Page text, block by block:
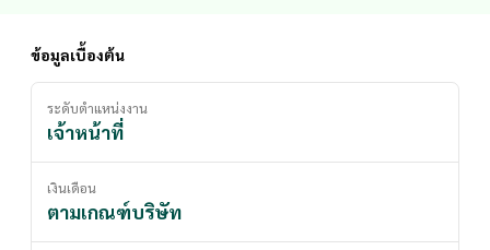
ข้อมูลเบื้องต้น
ระดับตำแหน่งงาน
เจ้าหน้าที่
เงินเดือน
ตามเกณฑ์บริษัท